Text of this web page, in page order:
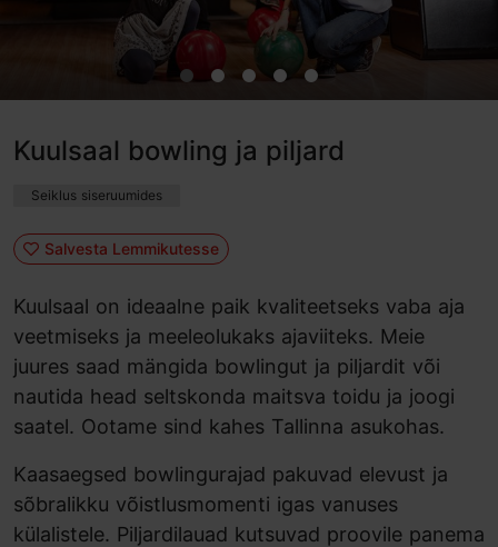
Kuulsaal bowling ja piljard
Seiklus siseruumides
Salvesta Lemmikutesse
Kuulsaal on ideaalne paik kvaliteetseks vaba aja
veetmiseks ja meeleolukaks ajaviiteks. Meie
juures saad mängida bowlingut ja piljardit või
nautida head seltskonda maitsva toidu ja joogi
saatel. Ootame sind kahes Tallinna asukohas.
Kaasaegsed bowlingurajad pakuvad elevust ja
sõbralikku võistlusmomenti igas vanuses
külalistele. Piljardilauad kutsuvad proovile panema